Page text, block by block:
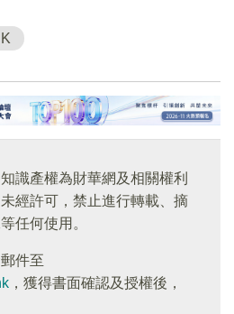
識產權為財華網及相關權利
經許可，禁止進行轉載、摘
任何使用。
件至
，獲得書面確認及授權後，